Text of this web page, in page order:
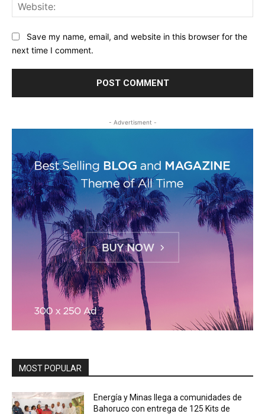
Save my name, email, and website in this browser for the
next time I comment.
- Advertisment -
MOST POPULAR
Energía y Minas llega a comunidades de
Bahoruco con entrega de 125 Kits de